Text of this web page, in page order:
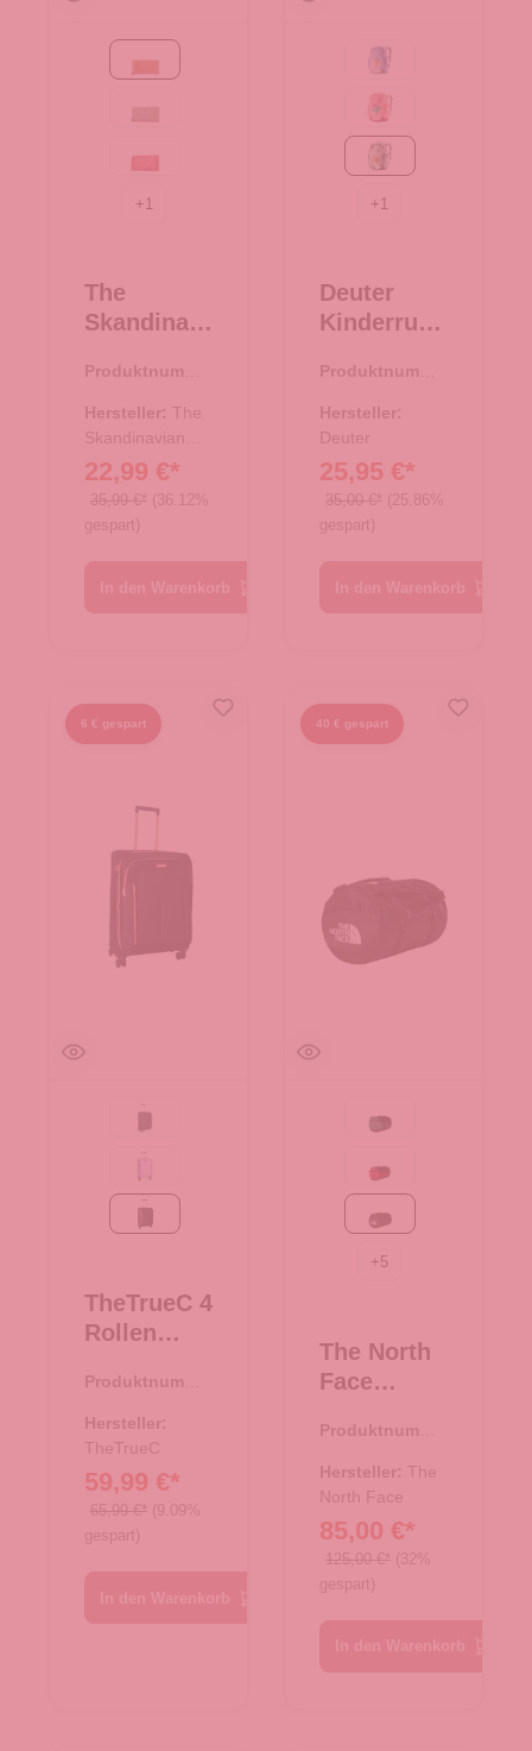
+ 1
The
Skandinavi
Damen
Geldbörse
Leder -
Cognac
Produktnumme
Hersteller: The
Skandinavian
Brand
22,99 €*
35,99 €* (36.12%
gespart)
aqua-wave
blossom-dahlia
spearmint-seagreen
+ 1
Deuter
Kinderruck
spearmint-
seagreen
Produktnumme
Hersteller:
Deuter
25,95 €*
35,00 €* (25.86%
gespart)
6 € gespart
Black
Flieder
black/rose
TheTrueC 4
Rollen
Superlight
67cm
Kopenhage
n
black/rose
Produktnumme
Hersteller:
TheTrueC
59,99 €*
65,99 €* (9.09%
gespart)
40 € gespart
Evergreen-TNF Black
Red-TNF Black-NPF
TNF Black
+5
The North
Face
e/Rucksac
k Base
Camp
Duffel XS
TNF Black
Produktnumme
Hersteller: The
North Face
85,00 €*
125,00 €* (32%
gespart)